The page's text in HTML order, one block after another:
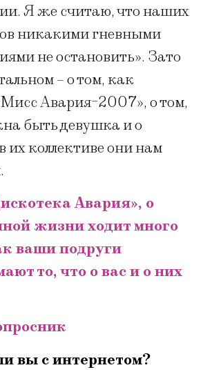
Я же считаю, что наших
никакими гневными
не остановить». Зато
– о том, как
Авария-2007», о том,
быть девушка и о
их коллективе они нам
Авария», о
жизни ходит много
ваши подруги
то, что о вас и о них
вы с интернетом?